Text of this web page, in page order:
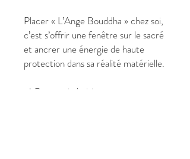
Placer « L’Ange Bouddha » chez soi,
c’est s’offrir une fenêtre sur le sacré
et ancrer une énergie de haute
protection dans sa réalité matérielle.
✔ Pourquoi choisir cette œuvre